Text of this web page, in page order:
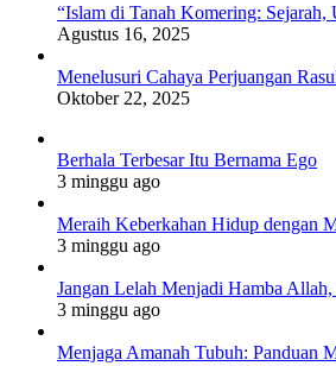
“Islam di Tanah Komering:
Agustus 16, 2025
Menelusuri Cahaya Perjuangan
Oktober 22, 2025
Berhala Terbesar Itu Bernama Ego
3 minggu ago
Meraih Keberkahan Hidup dengan
3 minggu ago
Jangan Lelah Menjadi Hamba
3 minggu ago
Menjaga Amanah Tubuh: Panduan